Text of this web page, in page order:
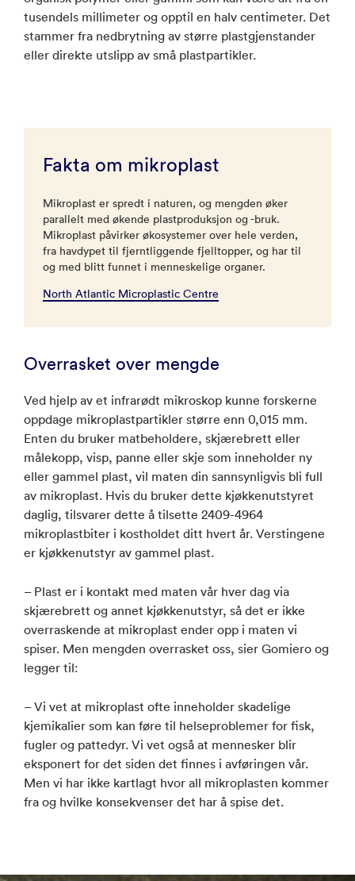
tusendels millimeter og opptil en halv centimeter. Det
stammer fra nedbrytning av større plastgjenstander
eller direkte utslipp av små plastpartikler.
Fakta om mikroplast
Mikroplast er spredt i naturen, og mengden øker
parallelt med økende plastproduksjon og -bruk.
Mikroplast påvirker økosystemer over hele verden,
fra havdypet til fjerntliggende fjelltopper, og har til
og med blitt funnet i menneskelige organer.
North Atlantic Microplastic Centre
Overrasket over mengde
Ved hjelp av et infrarødt mikroskop kunne forskerne
oppdage mikroplastpartikler større enn 0,015 mm.
Enten du bruker matbeholdere, skjærebrett eller
målekopp, visp, panne eller skje som inneholder ny
eller gammel plast, vil maten din sannsynligvis bli full
av mikroplast. Hvis du bruker dette kjøkkenutstyret
daglig, tilsvarer dette å tilsette 2409-4964
mikroplastbiter i kostholdet ditt hvert år. Verstingene
er kjøkkenutstyr av gammel plast.
– Plast er i kontakt med maten vår hver dag via
skjærebrett og annet kjøkkenutstyr, så det er ikke
overraskende at mikroplast ender opp i maten vi
spiser. Men mengden overrasket oss, sier Gomiero og
legger til:
– Vi vet at mikroplast ofte inneholder skadelige
kjemikalier som kan føre til helseproblemer for fisk,
fugler og pattedyr. Vi vet også at mennesker blir
eksponert for det siden det finnes i avføringen vår.
Men vi har ikke kartlagt hvor all mikroplasten kommer
fra og hvilke konsekvenser det har å spise det.